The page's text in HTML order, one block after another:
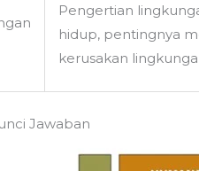
Pengertian
hidup, pentingnya
kerusakan
Jawaban